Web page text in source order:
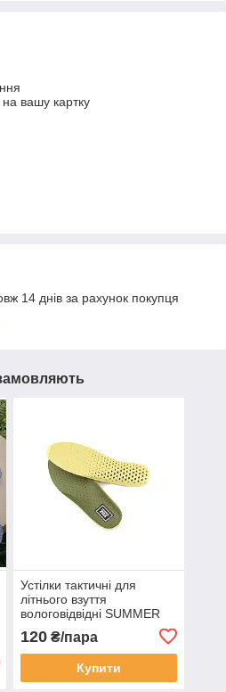
вашу картку
14 днів за рахунок покупця
Устілки тактичні для
літнього взуття
вологовідвідні SUMMER
перфоровані анатомічні
літні
120₴/пара
Купити